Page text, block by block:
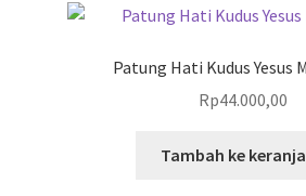
Patung Hati Kudus Yesus
Rp44.000,00
Tambah ke